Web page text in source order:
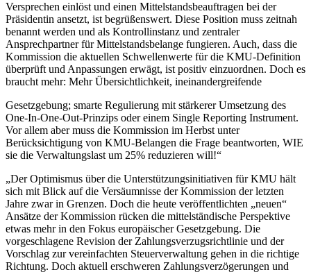
Versprechen einlöst und einen Mittelstandsbeauftragen bei der
Präsidentin ansetzt, ist begrüßenswert. Diese Position muss zeitnah
benannt werden und als Kontrollinstanz und zentraler
Ansprechpartner für Mittelstandsbelange fungieren. Auch, dass die
Kommission die aktuellen Schwellenwerte für die KMU-Definition
überprüft und Anpassungen erwägt, ist positiv einzuordnen. Doch es
braucht mehr: Mehr Übersichtlichkeit, ineinandergreifende
Gesetzgebung; smarte Regulierung mit stärkerer Umsetzung des
One-In-One-Out-Prinzips oder einem Single Reporting Instrument.
Vor allem aber muss die Kommission im Herbst unter
Berücksichtigung von KMU-Belangen die Frage beantworten, WIE
sie die Verwaltungslast um 25% reduzieren will!“
„Der Optimismus über die Unterstützungsinitiativen für KMU hält
sich mit Blick auf die Versäumnisse der Kommission der letzten
Jahre zwar in Grenzen. Doch die heute veröffentlichten „neuen“
Ansätze der Kommission rücken die mittelständische Perspektive
etwas mehr in den Fokus europäischer Gesetzgebung. Die
vorgeschlagene Revision der Zahlungsverzugsrichtlinie und der
Vorschlag zur vereinfachten Steuerverwaltung gehen in die richtige
Richtung. Doch aktuell erschweren Zahlungsverzögerungen und